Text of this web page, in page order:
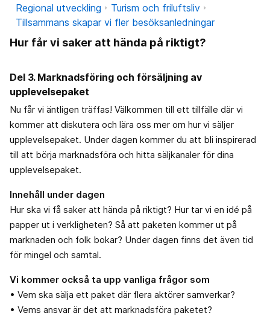
Regional utveckling
Turism och friluftsliv
Tillsammans skapar vi fler besöksanledningar
Hur får vi saker att hända på riktigt?
Del 3. Marknadsföring och försäljning av
upplevelsepaket
Nu får vi äntligen träffas! Välkommen till ett tillfälle där vi
kommer att diskutera och lära oss mer om hur vi säljer
upplevelsepaket. Under dagen kommer du att bli inspirerad
till att börja marknadsföra och hitta säljkanaler för dina
upplevelsepaket.
Innehåll under dagen
Hur ska vi få saker att hända på riktigt? Hur tar vi en idé på
papper ut i verkligheten? Så att paketen kommer ut på
marknaden och folk bokar? Under dagen finns det även tid
för mingel och samtal.
Vi kommer också ta upp vanliga frågor som
• Vem ska sälja ett paket där flera aktörer samverkar?
• Vems ansvar är det att marknadsföra paketet?